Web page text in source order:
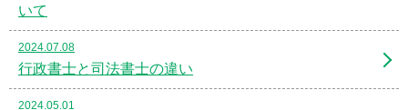
いて
2024.07.08
行政書士と司法書士の違い
2024.05.01